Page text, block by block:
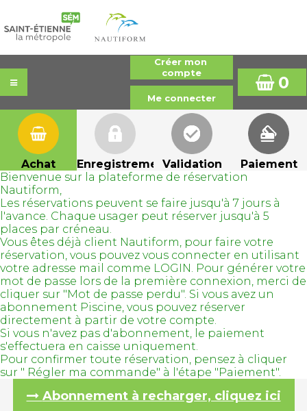
0
Achat EnregistrementValidation
Paiement
Bienvenue sur la plateforme de réservation
Nautiform,
Les réservations peuvent se faire jusqu'à 7 jours à
l'avance. Chaque usager peut réserver jusqu'à 5
places par créneau.
Vous êtes déjà client Nautiform, pour faire votre
réservation, vous pouvez vous connecter en utilisant
votre adresse mail comme LOGIN. Pour générer votre
mot de passe lors de la première connexion, merci de
cliquer sur "Mot de passe perdu". Si vous avez un
abonnement Piscine, vous pouvez réserver
directement à partir de votre compte.
Si vous n'avez pas d'abonnement, le paiement
s'effectuera en caisse uniquement.
Pour confirmer toute réservation, pensez à cliquer
sur " Régler ma commande" à l'étape "Paiement".
Abonnement à recharger, cliquez ici